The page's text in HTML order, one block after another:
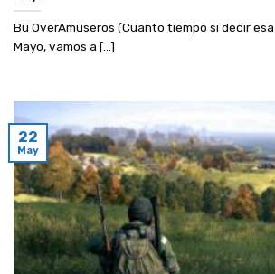
Bu OverAmuseros (Cuanto tiempo si decir esa
Mayo, vamos a [...]
22
May